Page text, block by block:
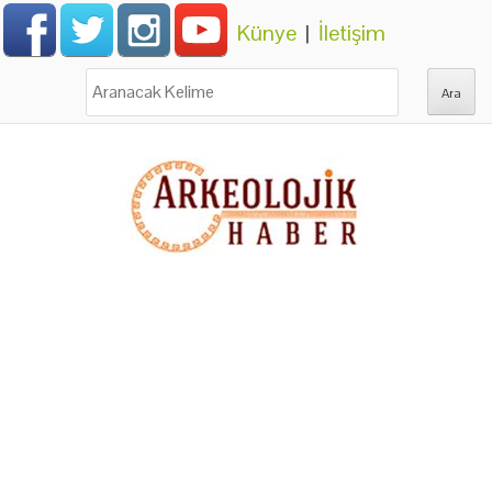
Künye | İletişim